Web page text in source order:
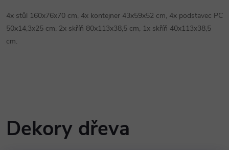
4x stůl 160x76x70 cm, 4x kontejner 43x59x52 cm, 4x podstavec PC
50x14,3x25 cm, 2x skříň 80x113x38,5 cm, 1x skříň 40x113x38,5
cm.
Dekory dřeva